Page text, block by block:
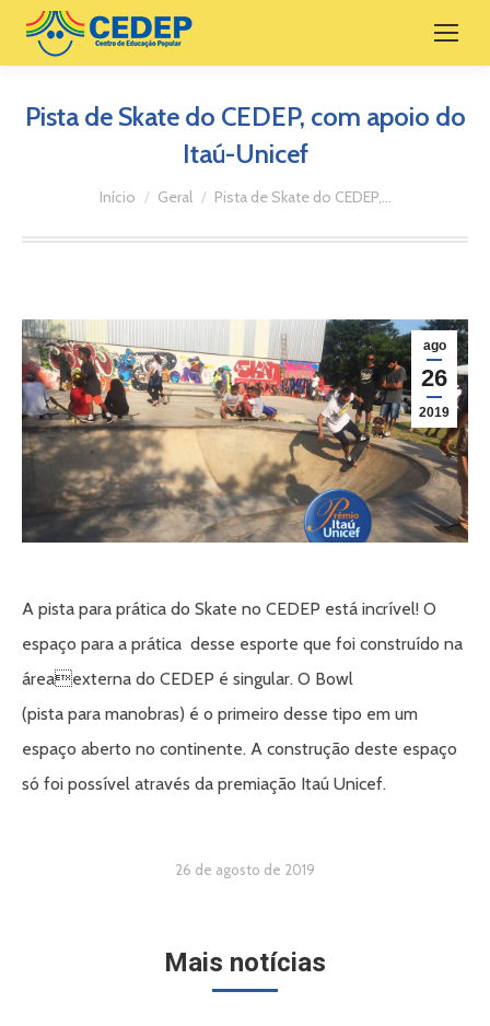
Pista de Skate do CEDEP, com apoio do
Itaú-Unicef
Você está aqui:
Início Geral Pista de Skate do CEDEP,…
ago
26
2019
A pista para prática do Skate no CEDEP está incrível! O
espaço para a prática desse esporte que foi construído na
áreaexterna do CEDEP é singular. O Bowl
(pista para manobras) é o primeiro desse tipo em um
espaço aberto no continente. A construção deste espaço
só foi possível através da premiação Itaú Unicef.
26 de agosto de 2019
Mais notícias